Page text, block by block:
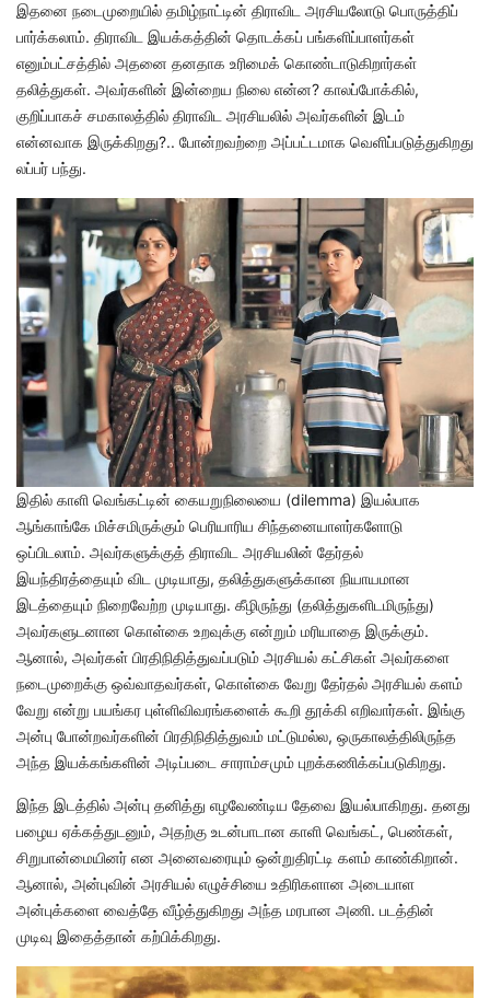
இதனை நடைமுறையில் தமிழ்நாட்டின் திராவிட அரசியலோடு பொருத்திப்
பார்க்கலாம். திராவிட இயக்கத்தின் தொடக்கப் பங்களிப்பாளர்கள்
எனும்பட்சத்தில் அதனை தனதாக உரிமைக் கொண்டாடுகிறார்கள்
தலித்துகள். அவர்களின் இன்றைய நிலை என்ன? காலப்போக்கில்,
குறிப்பாகச் சமகாலத்தில் திராவிட அரசியலில் அவர்களின் இடம்
என்னவாக இருக்கிறது?.. போன்றவற்றை அப்பட்டமாக வெளிப்படுத்துகிறது
லப்பர் பந்து.
இதில் காளி வெங்கட்டின் கையறுநிலையை (dilemma) இயல்பாக
ஆங்காங்கே மிச்சமிருக்கும் பெரியாரிய சிந்தனையாளர்களோடு
ஒப்பிடலாம். அவர்களுக்குத் திராவிட அரசியலின் தேர்தல்
இயந்திரத்தையும் விட முடியாது, தலித்துகளுக்கான நியாயமான
இடத்தையும் நிறைவேற்ற முடியாது. கீழிருந்து (தலித்துகளிடமிருந்து)
அவர்களுடனான கொள்கை உறவுக்கு என்றும் மரியாதை இருக்கும்.
ஆனால், அவர்கள் பிரதிநிதித்துவப்படும் அரசியல் கட்சிகள் அவர்களை
நடைமுறைக்கு ஒவ்வாதவர்கள், கொள்கை வேறு தேர்தல் அரசியல் களம்
வேறு என்று பயங்கர புள்ளிவிவரங்களைக் கூறி தூக்கி எறிவார்கள். இங்கு
அன்பு போன்றவர்களின் பிரதிநிதித்துவம் மட்டுமல்ல, ஒருகாலத்திலிருந்த
அந்த இயக்கங்களின் அடிப்படை சாராம்சமும் புறக்கணிக்கப்படுகிறது.
இந்த இடத்தில் அன்பு தனித்து எழவேண்டிய தேவை இயல்பாகிறது. தனது
பழைய ஏக்கத்துடனும், அதற்கு உடன்பாடான காளி வெங்கட், பெண்கள்,
சிறுபான்மையினர் என அனைவரையும் ஒன்றுதிரட்டி களம் காண்கிறான்.
ஆனால், அன்புவின் அரசியல் எழுச்சியை உதிரிகளான அடையாள
அன்புக்களை வைத்தே வீழ்த்துகிறது அந்த மரபான அணி. படத்தின்
முடிவு இதைத்தான் கற்பிக்கிறது.